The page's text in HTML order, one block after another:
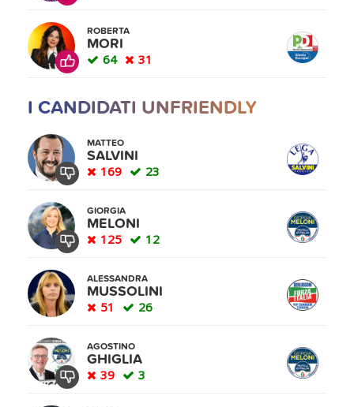
ROBERTA
MORI
64 31
I CANDIDATI UNFRIENDLY
MATTEO
SALVINI
169 23
GIORGIA
MELONI
125 12
ALESSANDRA
MUSSOLINI
51 26
AGOSTINO
GHIGLIA
39 3